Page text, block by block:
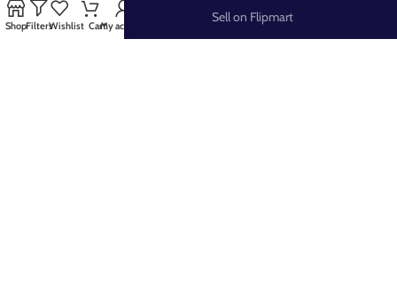
FB Group
Sell on Flipmart
ShopFiltersWishlist CartMy account